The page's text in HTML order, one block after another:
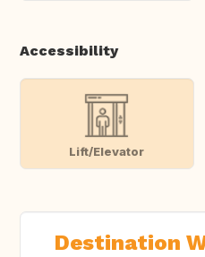
Accessibility
Lift/Elevator
Destination